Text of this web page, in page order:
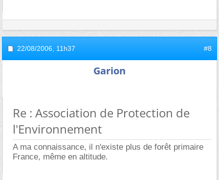
22/08/2006, 11h37 #8
Garion
Re : Association de Protection de
l'Environnement
A ma connaissance, il n'existe plus de forêt primaire
France, même en altitude.